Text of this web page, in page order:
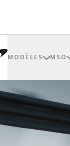
MODÈLES MSO